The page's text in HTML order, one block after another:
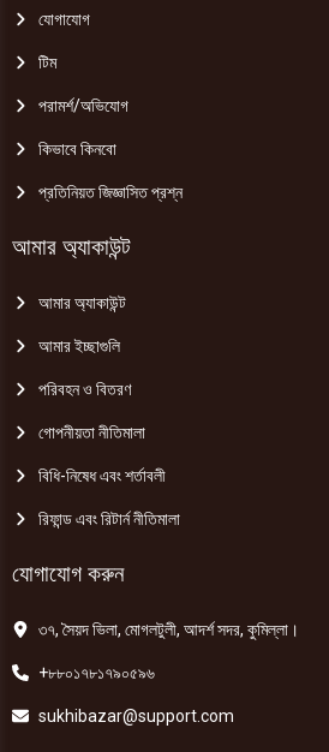
যোগাযোগ
টিম
পরামর্শ/অভিযোগ
কিভাবে কিনবো
প্রতিনিয়ত জিজ্ঞাসিত প্রশ্ন
আমার অ্যাকাউন্ট
আমার অ্যাকাউন্ট
আমার ইচ্ছাগুলি
পরিবহন ও বিতরণ
গোপনীয়তা নীতিমালা
বিধি-নিষেধ এবং শর্তাবলী
রিফান্ড এবং রিটার্ন নীতিমালা
যোগাযোগ করুন
৩৭, সৈয়দ ভিলা, মোগলটুলী, আদর্শ সদর, কুমিল্লা।
+৮৮০১৭৮১৭৯০৫৯৬
sukhibazar@support.com